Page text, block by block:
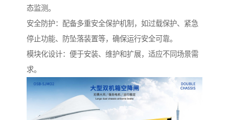
态监测。
安全防护：配备多重安全保护机制，如过载保护、紧急
停止功能、防坠落装置等，确保运行安全可靠。
模块化设计：便于安装、维护和扩展，适应不同场景需
求。